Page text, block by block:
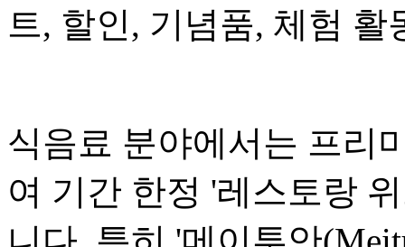
트, 할인, 기념품, 체험
식음료 분야에서는 프리
여 기간 한정 '레스토랑